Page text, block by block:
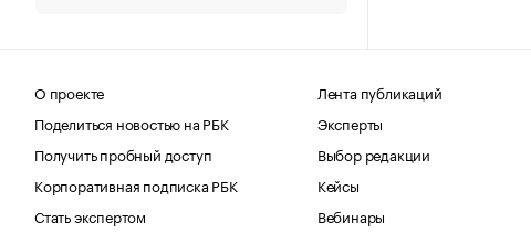
О проекте
Поделиться новостью на РБК
Получить пробный доступ
Корпоративная подписка РБК
Стать экспертом
Лента публикаций
Эксперты
Выбор редакции
Кейсы
Вебинары